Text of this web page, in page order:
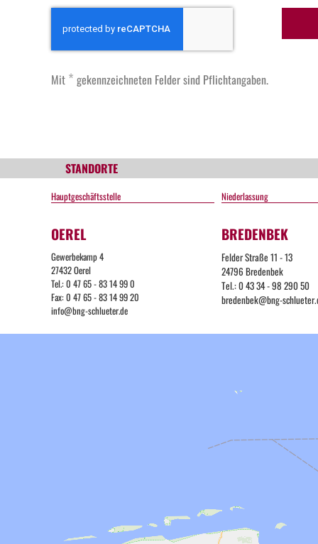
Mit * gekennzeichneten Felder sind Pflichtangaben.
STANDORTE
Hauptgeschäftsstelle
OEREL
Gewerbekamp 4
27432 Oerel
Tel.: 0 47 65 - 83 14 99 0
Fax: 0 47 65 - 83 14 99 20
info@bng-schlueter.de
Niederlassung
BREDENBEK
Felder Straße 11 - 13
24796 Bredenbek
Tel.: 0 43 34 - 98 290 50
bredenbek@bng-